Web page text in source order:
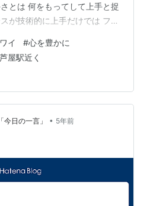
とは 何をもってして上手と捉
が技術的に上手だけでは フラ
ハンドモーションなど 振り
ンサーはその物語を伝える ス
る。 なので 上述したように
うまくとも 「表現力。」 その
情までも踊りにの…
イ #心を豊かに
屋駅近く
日の一言」 • 5年前